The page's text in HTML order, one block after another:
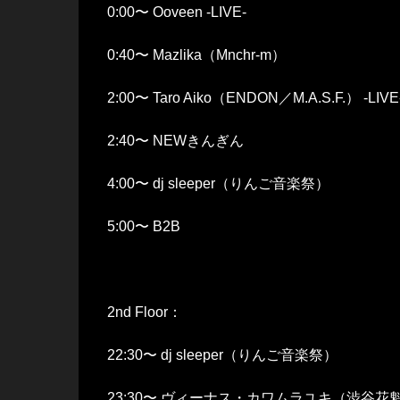
0:00〜 Ooveen -LIVE-
0:40〜 Mazlika（Mnchr-m）
2:00〜 Taro Aiko（ENDON／M.A.S.F.） -
2:40〜 NEWきんぎん
4:00〜 dj sleeper（りんご音楽祭）
5:00〜 B2B
2nd Floor：
22:30〜 dj sleeper（りんご音楽祭）